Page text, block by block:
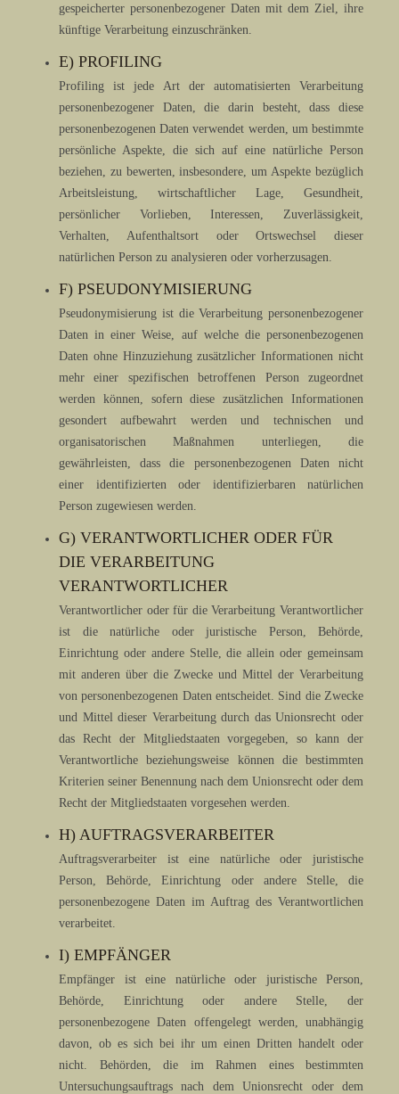
gespeicherter personenbezogener Daten mit dem Ziel, ihre
künftige Verarbeitung einzuschränken.
E) PROFILING
Profiling ist jede Art der automatisierten Verarbeitung
personenbezogener Daten, die darin besteht, dass diese
personenbezogenen Daten verwendet werden, um bestimmte
persönliche Aspekte, die sich auf eine natürliche Person
beziehen, zu bewerten, insbesondere, um Aspekte bezüglich
Arbeitsleistung, wirtschaftlicher Lage, Gesundheit,
persönlicher Vorlieben, Interessen, Zuverlässigkeit,
Verhalten, Aufenthaltsort oder Ortswechsel dieser
natürlichen Person zu analysieren oder vorherzusagen.
F) PSEUDONYMISIERUNG
Pseudonymisierung ist die Verarbeitung personenbezogener
Daten in einer Weise, auf welche die personenbezogenen
Daten ohne Hinzuziehung zusätzlicher Informationen nicht
mehr einer spezifischen betroffenen Person zugeordnet
werden können, sofern diese zusätzlichen Informationen
gesondert aufbewahrt werden und technischen und
organisatorischen Maßnahmen unterliegen, die
gewährleisten, dass die personenbezogenen Daten nicht
einer identifizierten oder identifizierbaren natürlichen
Person zugewiesen werden.
G) VERANTWORTLICHER ODER FÜR
DIE VERARBEITUNG
VERANTWORTLICHER
Verantwortlicher oder für die Verarbeitung Verantwortlicher
ist die natürliche oder juristische Person, Behörde,
Einrichtung oder andere Stelle, die allein oder gemeinsam
mit anderen über die Zwecke und Mittel der Verarbeitung
von personenbezogenen Daten entscheidet. Sind die Zwecke
und Mittel dieser Verarbeitung durch das Unionsrecht oder
das Recht der Mitgliedstaaten vorgegeben, so kann der
Verantwortliche beziehungsweise können die bestimmten
Kriterien seiner Benennung nach dem Unionsrecht oder dem
Recht der Mitgliedstaaten vorgesehen werden.
H) AUFTRAGSVERARBEITER
Auftragsverarbeiter ist eine natürliche oder juristische
Person, Behörde, Einrichtung oder andere Stelle, die
personenbezogene Daten im Auftrag des Verantwortlichen
verarbeitet.
I) EMPFÄNGER
Empfänger ist eine natürliche oder juristische Person,
Behörde, Einrichtung oder andere Stelle, der
personenbezogene Daten offengelegt werden, unabhängig
davon, ob es sich bei ihr um einen Dritten handelt oder
nicht. Behörden, die im Rahmen eines bestimmten
Untersuchungsauftrags nach dem Unionsrecht oder dem